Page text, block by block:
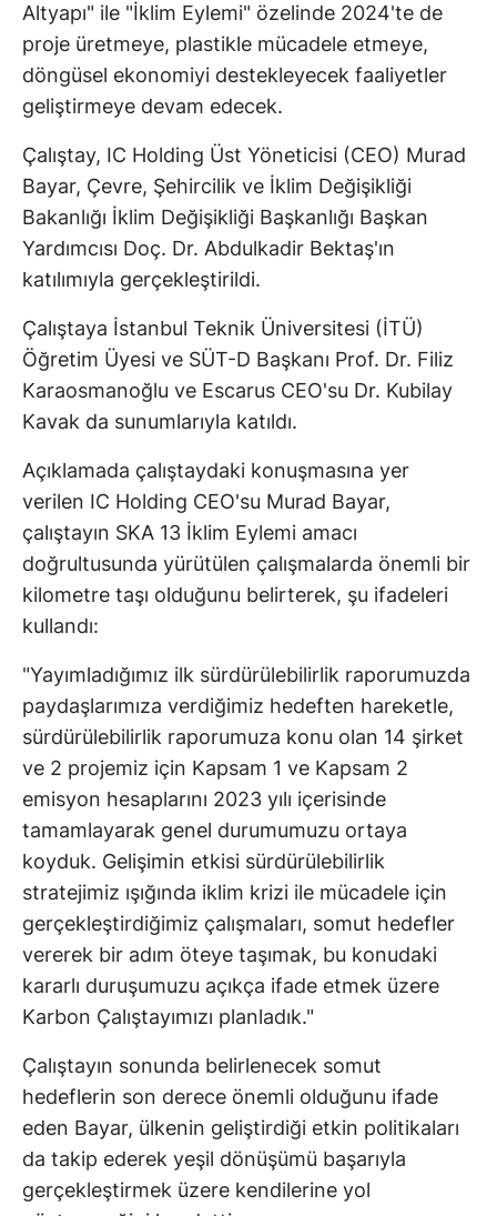
Altyapı" ile "İklim Eylemi" özelinde 2024'te de
proje üretmeye, plastikle mücadele etmeye,
döngüsel ekonomiyi destekleyecek faaliyetler
geliştirmeye devam edecek.
Çalıştay, IC Holding Üst Yöneticisi (CEO) Murad
Bayar, Çevre, Şehircilik ve İklim Değişikliği
Bakanlığı İklim Değişikliği Başkanlığı Başkan
Yardımcısı Doç. Dr. Abdulkadir Bektaş'ın
katılımıyla gerçekleştirildi.
Çalıştaya İstanbul Teknik Üniversitesi (İTÜ)
Öğretim Üyesi ve SÜT-D Başkanı Prof. Dr. Filiz
Karaosmanoğlu ve Escarus CEO'su Dr. Kubilay
Kavak da sunumlarıyla katıldı.
Açıklamada çalıştaydaki konuşmasına yer
verilen IC Holding CEO'su Murad Bayar,
çalıştayın SKA 13 İklim Eylemi amacı
doğrultusunda yürütülen çalışmalarda önemli bir
kilometre taşı olduğunu belirterek, şu ifadeleri
kullandı:
"Yayımladığımız ilk sürdürülebilirlik raporumuzda
paydaşlarımıza verdiğimiz hedeften hareketle,
sürdürülebilirlik raporumuza konu olan 14 şirket
ve 2 projemiz için Kapsam 1 ve Kapsam 2
emisyon hesaplarını 2023 yılı içerisinde
tamamlayarak genel durumumuzu ortaya
koyduk. Gelişimin etkisi sürdürülebilirlik
stratejimiz ışığında iklim krizi ile mücadele için
gerçekleştirdiğimiz çalışmaları, somut hedefler
vererek bir adım öteye taşımak, bu konudaki
kararlı duruşumuzu açıkça ifade etmek üzere
Karbon Çalıştayımızı planladık."
Çalıştayın sonunda belirlenecek somut
hedeflerin son derece önemli olduğunu ifade
eden Bayar, ülkenin geliştirdiği etkin politikaları
da takip ederek yeşil dönüşümü başarıyla
gerçekleştirmek üzere kendilerine yol